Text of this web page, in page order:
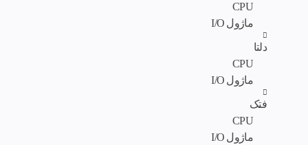
CPU
ماژول I/O
دلتا
CPU
ماژول I/O
فتک
CPU
ماژول I/O